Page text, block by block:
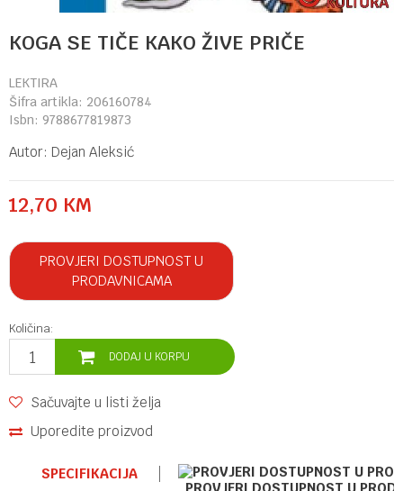
KOGA SE TIČE KAKO ŽIVE PRIČE
LEKTIRA
Šifra artikla: 206160784
Isbn: 9788677819873
Autor: Dejan Aleksić
12,70 KM
PROVJERI DOSTUPNOST U
PRODAVNICAMA
Količina:
DODAJ U KORPU
Sačuvajte u listi želja
Uporedite proizvod
SPECIFIKACIJA